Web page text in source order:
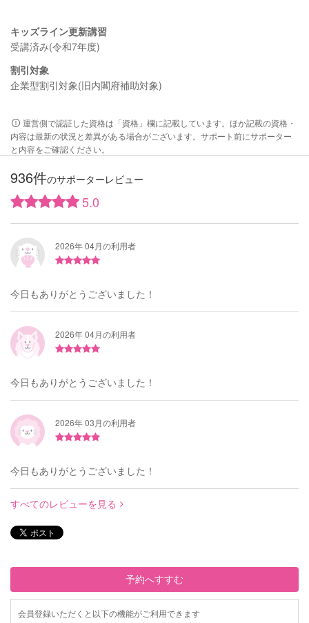
キッズライン更新講習
受講済み(令和7年度)
割引対象
企業型割引対象(旧内閣府補助対象)
運営側で認証した資格は「資格」欄に記載しています。ほか記載の資格・
内容は最新の状況と差異がある場合がございます。サポート前にサポーター
と内容をご確認ください。
936件のサポーターレビュー
5.0
2026年 04月の利用者
今日もありがとうございました！
2026年 04月の利用者
今日もありがとうございました！
2026年 03月の利用者
今日もありがとうございました！
すべてのレビューを見る
予約へすすむ
会員登録いただくと以下の機能がご利用できます